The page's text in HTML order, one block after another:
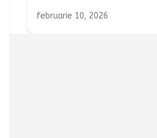
februarie 10, 2026